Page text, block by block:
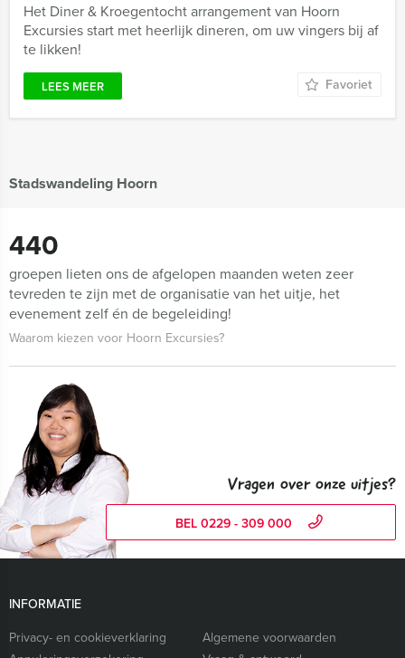
Stadswandeling Hoorn
Het Diner & Kroegentocht arrangement van Hoorn
Excursies start met heerlijk dineren, om uw vingers bij af
te likken!
LEES MEER Favoriet
440
groepen lieten ons de afgelopen maanden weten zeer
tevreden te zijn met de organisatie van het uitje, het
evenement zelf én de begeleiding!
Waarom kiezen voor Hoorn Excursies?
Vragen over onze uitjes?
BEL 0229 - 309 000
INFORMATIE
Privacy- en cookieverklaring
Algemene voorwaarden